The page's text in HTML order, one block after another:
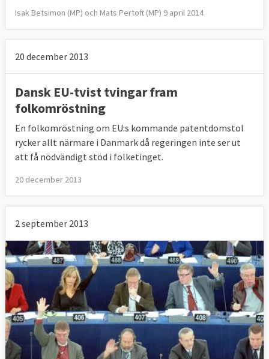
Isak Betsimon (MP) och Mats Pertoft (MP) 9 april 2014
20 december 2013
Dansk EU-tvist tvingar fram
folkomröstning
En folkomröstning om EU:s kommande patentdomstol
rycker allt närmare i Danmark då regeringen inte ser ut
att få nödvändigt stöd i folketinget.
20 december 2013
2 september 2013